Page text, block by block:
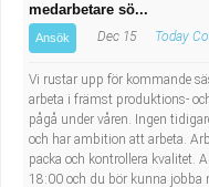
medarbetare sö...
Ansök Dec 15 Today
Vi rustar upp för kommande
arbeta i främst produktions-
pågå under våren. Ingen
och har ambition att arbeta.
packa och kontrollera kvalitet.
18:00 och du bör kunna jobba